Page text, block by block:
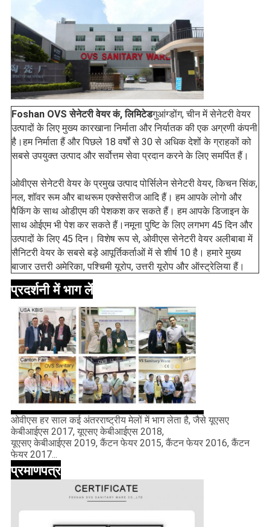
Foshan OVS सेनेटरी वेयर कं, लिमिटेडगुआंग्डोंग, चीन में सेनेटरी वेयर
उत्पादों के लिए मुख्य कारखाना निर्माता और निर्यातक की एक अग्रणी कंपनी
है।हम निर्माता हैं और पिछले 18 वर्षों से 30 से अधिक देशों के ग्राहकों को
सबसे उपयुक्त उत्पाद और सर्वोत्तम सेवा प्रदान करने के लिए समर्पित हैं।
ओवीएस सेनेटरी वेयर के प्रमुख उत्पाद पोर्सिलेन सेनेटरी वेयर, किचन सिंक,
नल, शॉवर रूम और बाथरूम एक्सेसरीज आदि हैं। हम आपके लोगो और
पैकिंग के साथ ओडीएम की पेशकश कर सकते हैं। हम आपके डिजाइन के
साथ ओईएम भी पेश कर सकते हैं।नमूना पुष्टि के लिए लगभग 45 दिन और
उत्पादों के लिए 45 दिन। विशेष रूप से, ओवीएस सेनेटरी वेयर अलीबाबा में
सैनिटरी वेयर के सबसे बड़े आपूर्तिकर्ताओं में से शीर्ष 10 है। हमारे मुख्य
बाजार उत्तरी अमेरिका, पश्चिमी यूरोप, उत्तरी यूरोप और ऑस्ट्रेलिया हैं।
प्रदर्शनी में भाग लें
ओवीएस हर साल कई अंतरराष्ट्रीय मेलों में भाग लेता है, जैसे यूएसए
केबीआईएस 2017, यूएसए केबीआईएस 2018,
यूएसए केबीआईएस 2019, कैंटन फेयर 2015, कैंटन फेयर 2016, कैंटन
फेयर 2017...
प्रमाणपत्र